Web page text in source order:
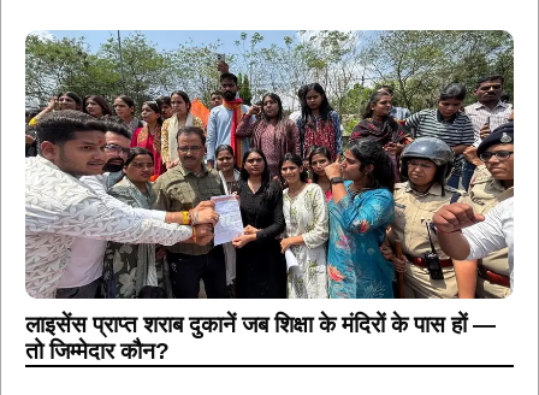
लाइसेंस प्राप्त शराब दुकानें जब शिक्षा के मंदिरों के पास हों —
तो जिम्मेदार कौन?